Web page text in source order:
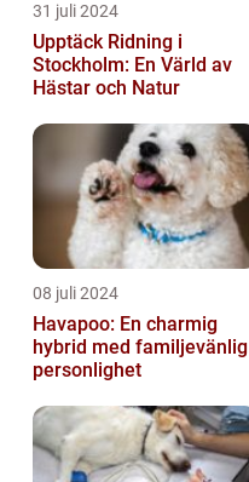
31 juli 2024
Upptäck Ridning i
Stockholm: En Värld av
Hästar och Natur
08 juli 2024
Havapoo: En charmig
hybrid med familjevänlig
personlighet